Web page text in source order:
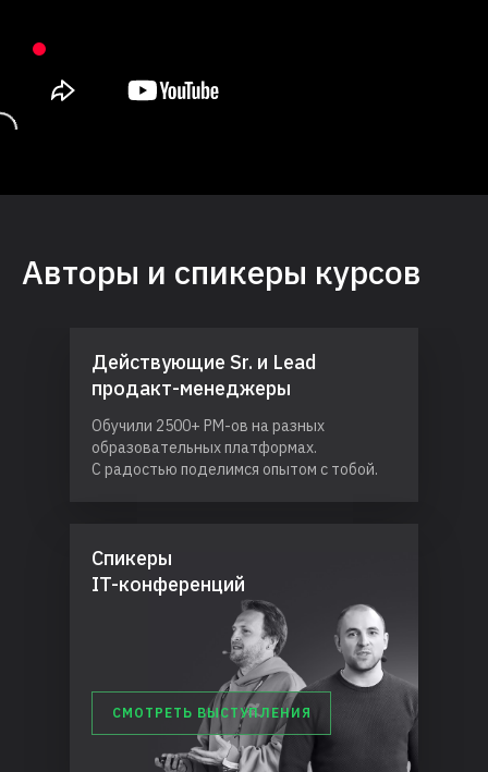
Авторы и спикеры курсов
Действующие Sr. и Lead
продакт-менеджеры
Спикеры
IT-конференций
СМОТРЕТЬ ВЫСТУПЛЕНИЯ
Обучили 2500+ PM-ов на разных
образовательных платформах.
С радостью поделимся опытом с тобой.